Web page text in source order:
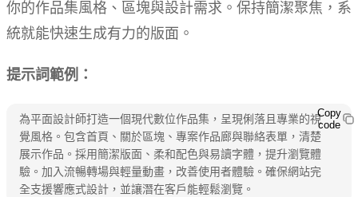
你的作品集風格、區塊與設計需求。保持簡潔聚焦，系
統就能快速生成有力的版面。
提示詞範例：
為平面設計師打造一個現代數位作品集，呈現俐落且專業的視
覺風格。包含首頁、關於區塊、專案作品廊與聯絡表單，清楚
展示作品。採用簡潔版面、柔和配色與易讀字體，提升瀏覽體
驗。加入流暢轉場與輕量動畫，改善使用者體驗。確保網站完
全支援響應式設計，並讓潛在客戶能輕鬆瀏覽。
Copy
code